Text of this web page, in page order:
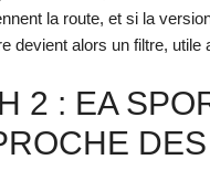
la route, et si la
devient alors un filtre,
2 : EA